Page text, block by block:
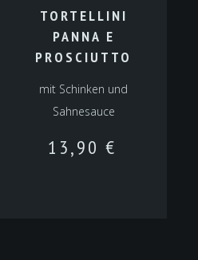
TORTELLINI
PANNA E
PROSCIUTTO
mit Schinken und
Sahnesauce
13,90 €